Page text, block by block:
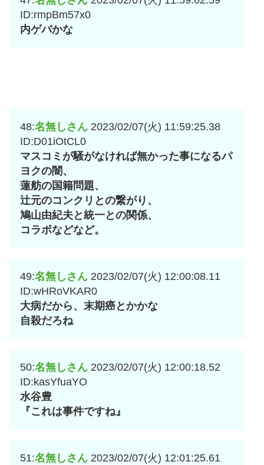
ID:rmpBm57x0
内ゲバかな
48:名無しさん 2023/02/07(火) 11:59:25.38
ID:D01iOtCL0
マスコミが騒がなければ無かった事になるパ
ヨクの闇、
蓮舫の国籍問題、
辻元のコンクリとの繋がり、
鳩山由紀夫と統一との関係、
コラボなどなど。
49:名無しさん 2023/02/07(火) 12:00:08.11
ID:wHRoVKAR0
大病だから、末期癌とかかな
自殺だろね
50:名無しさん 2023/02/07(火) 12:00:18.52
ID:kasYfuaYO
水谷豊
『これは事件ですね』
51:名無しさん 2023/02/07(火) 12:01:25.61